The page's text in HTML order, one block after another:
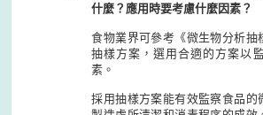
什麼？應用時要考慮什麼因素？
食物業界可參考《微生物分析抽
抽樣方案，選用合適的方案以
素。
採用抽樣方案能有效監察食品的